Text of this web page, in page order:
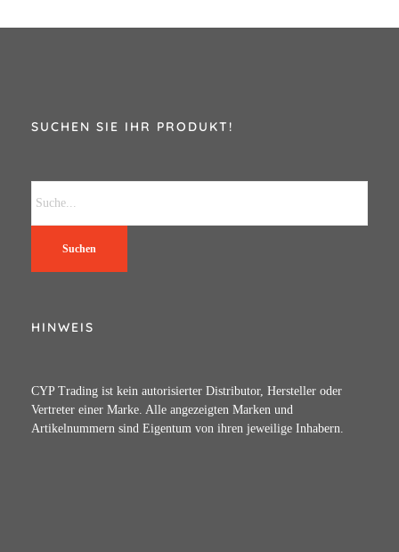
SUCHEN SIE IHR PRODUKT!
Suchen
HINWEIS
CYP Trading ist kein autorisierter Distributor, Hersteller oder
Vertreter einer Marke. Alle angezeigten Marken und
Artikelnummern sind Eigentum von ihren jeweilige Inhabern.